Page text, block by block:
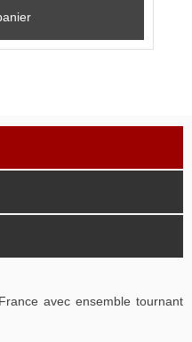
avec ensemble tournant